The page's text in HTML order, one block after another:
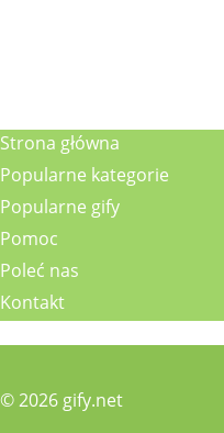
Strona główna
Popularne kategorie
Popularne gify
Pomoc
Poleć nas
Kontakt
© 2026 gify.net